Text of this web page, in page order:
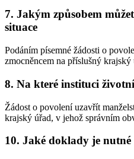
7. Jakým způsobem
situace
Podáním písemné žádosti o
zmocněncem na příslušný krajský
8. Na které instituci
Žádost o povolení uzavřít
krajský úřad, v jehož správním
10. Jaké doklady je nutné